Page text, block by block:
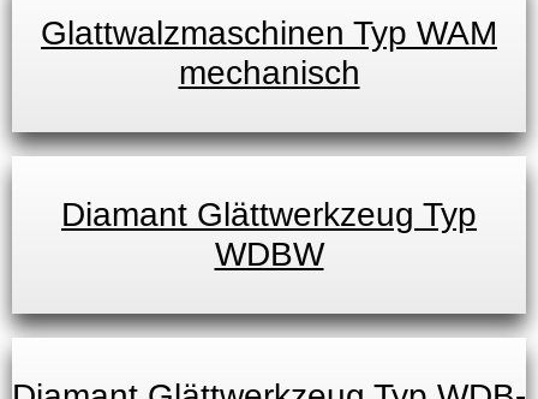
Glattwalzmaschinen Typ WAM
mechanisch
Diamant Glättwerkzeug Typ
WDBW